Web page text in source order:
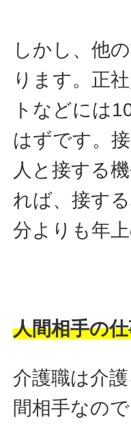
しかし、他
ります。正
トなどには
はずです。
人と接する
れば、接す
分よりも年
人間相手の
介護職は介
間相手なの